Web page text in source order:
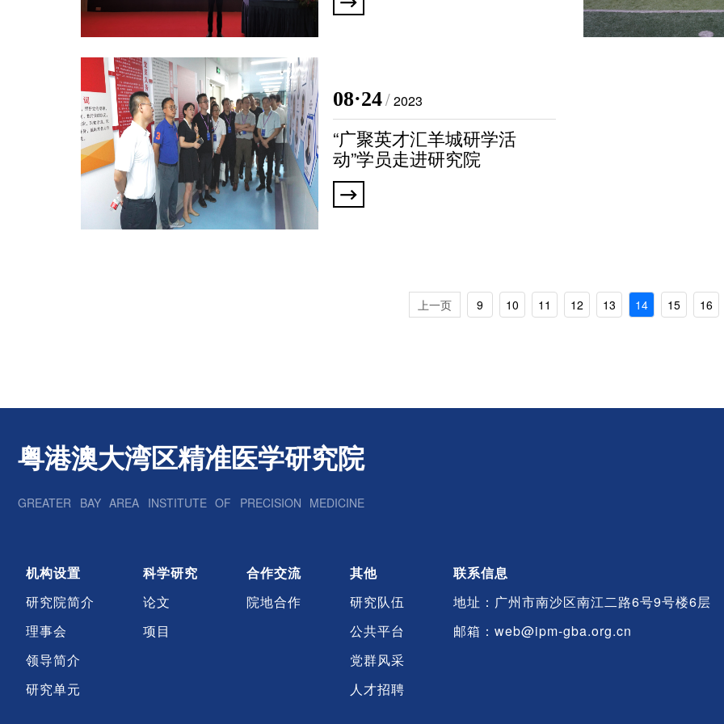
08·24/2023
“广聚英才汇羊城研学活
动”学员走进研究院
上一页 9 10 11 12 13 14 15 16
粤港澳大湾区精准医学研究院
GREATER BAY AREA INSTITUTE OF PRECISION MEDICINE
机构设置
研究院简介
理事会
领导简介
研究单元
科学研究
论文
项目
合作交流
院地合作
其他
研究队伍
公共平台
党群风采
人才招聘
联系信息
地址：广州市南沙区南江二路6号9号楼6层
邮箱：web@ipm-gba.org.cn